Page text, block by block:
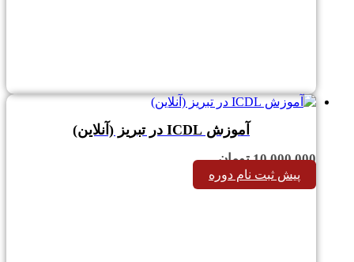
آموزش ICDL در تبریز (آنلاین)
10,000,000 تومان
پیش ثبت نام دوره